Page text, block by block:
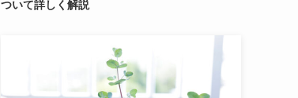
ついて詳しく解説